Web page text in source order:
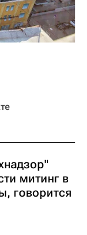
митинг в
говорится